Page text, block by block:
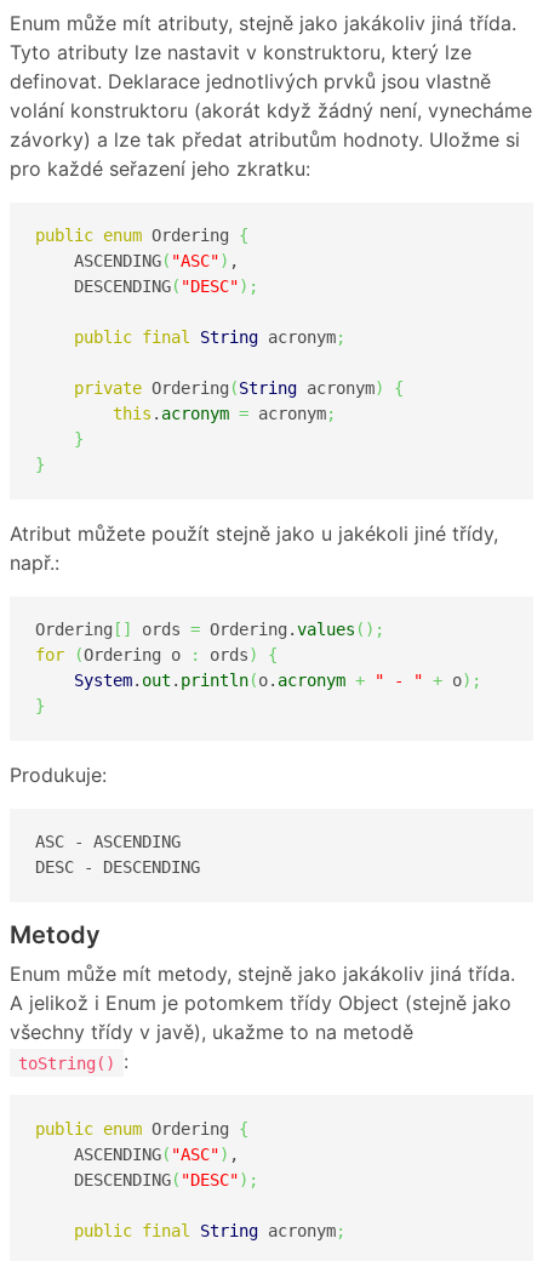
Enum může mít atributy, stejně jako jakákoliv jiná třída.
Tyto atributy lze nastavit v konstruktoru, který lze
definovat. Deklarace jednotlivých prvků jsou vlastně
volání konstruktoru (akorát když žádný není, vynecháme
závorky) a lze tak předat atributům hodnoty. Uložme si
pro každé seřazení jeho zkratku:
public enum Ordering {
    ASCENDING
( "ASC") ,
    DESCENDING
( "DESC") ;
public final String acronym;
private Ordering (String acronym)
{
this . acronym = acronym;
}
}
Atribut můžete použít stejně jako u jakékoli jiné třídy,
např.:
Ordering [ ] ords = Ordering.values ( ) ;
for
(Ordering o : ords)
{
System. out . println(o. acronym + " - " + o) ;
}
Produkuje:
ASC - ASCENDING
DESC - DESCENDING
Metody
Enum může mít metody, stejně jako jakákoliv jiná třída.
A jelikož i Enum je potomkem třídy Object (stejně jako
všechny třídy v javě), ukažme to na metodě
toString() :
public enum Ordering {
    ASCENDING
( "ASC") ,
    DESCENDING
( "DESC") ;
public final String acronym;